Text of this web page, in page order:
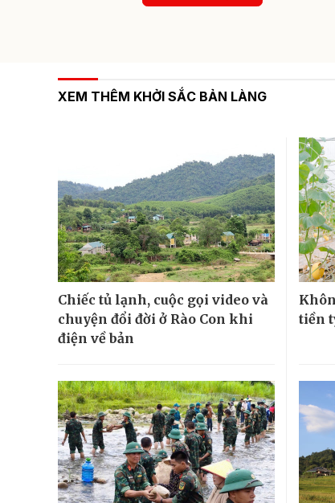
XEM THÊM KHỞI SẮC BẢN LÀNG
Chiếc tủ lạnh, cuộc gọi video và
chuyện đổi đời ở Rào Con khi
điện về bản
tiền